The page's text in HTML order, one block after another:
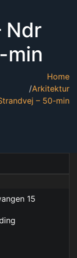
Ndr
min
Home
Arkitektur
– 50-min
15